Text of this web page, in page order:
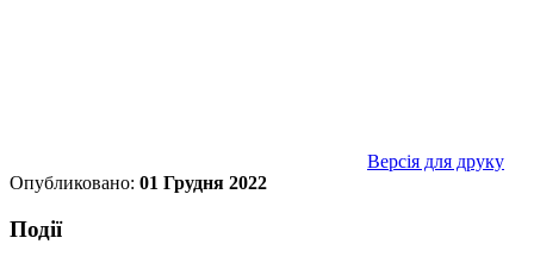
Версія для друку
Опубликовано: 01 Грудня 2022
Події